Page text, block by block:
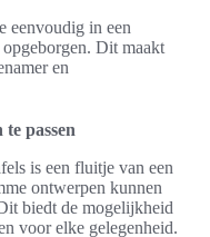
eenvoudig in een
Dit maakt
en
passen
is een fluitje van een
ontwerpen kunnen
biedt de mogelijkheid
voor elke gelegenheid.